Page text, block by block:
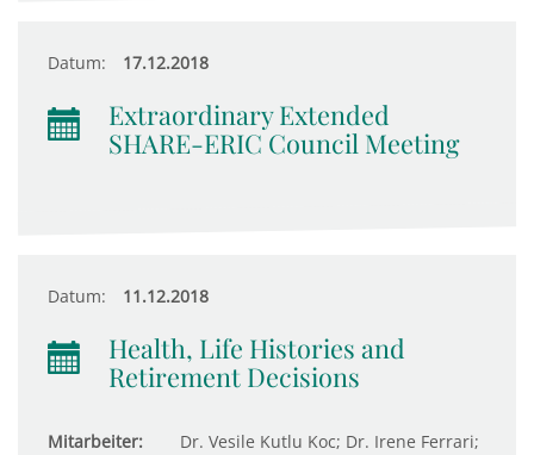
Datum: 17.12.2018
Extraordinary Extended
SHARE-ERIC Council Meeting
Datum: 11.12.2018
Health, Life Histories and
Retirement Decisions
Mitarbeiter:
Dr. Vesile Kutlu Koc; Dr. Irene Ferrari;